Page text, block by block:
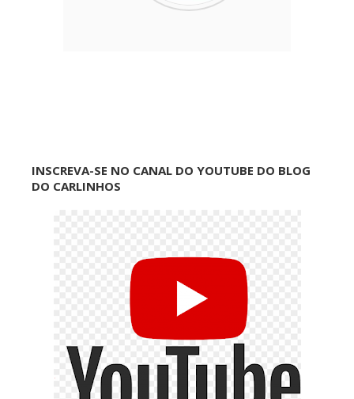
INSCREVA-SE NO CANAL DO YOUTUBE DO BLOG
DO CARLINHOS